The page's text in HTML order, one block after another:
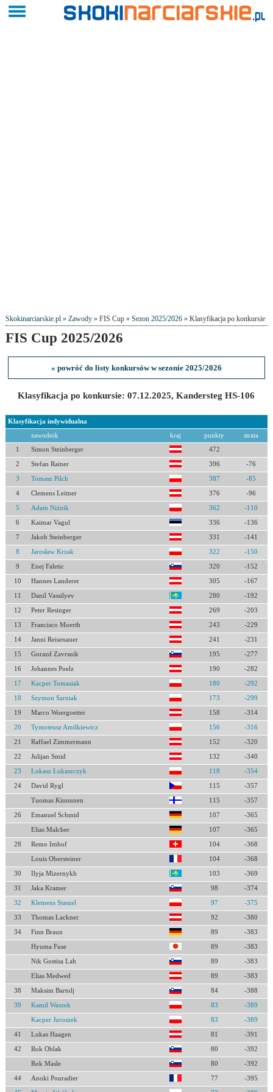
Skokinarciarskie.pl» Zawody» FIS Cup » Sezon 2025/2026» Klasyfikacja po konkursie
FIS Cup 2025/2026
« powróć do listy konkursów w sezonie 2025/2026
Klasyfikacja po konkursie: 07.12.2025, Kandersteg HS-106
Klasyfikacja indywidualna
zawodnik kraj punkty strata
1 Simon Steinberger 472
2 Stefan Rainer 396 -76
3 Tomasz Pilch 387 -85
4 Clemens Leitner 376 -96
5 Adam Niżnik 362 -110
6 Kaimar Vagul 336 -136
7 Jakob Steinberger 331 -141
8 Jarosław Krzak 322 -150
9 Enej Faletic 320 -152
10 Hannes Landerer 305 -167
11 Danil Vassilyev 280 -192
12 Peter Resinger 269 -203
13 Francisco Moerth 243 -229
14 Janni Reisenauer 241 -231
15 Gorazd Zavrsnik 195 -277
16 Johannes Poelz 190 -282
17 Kacper Tomasiak 180 -292
18 Szymon Sarniak 173 -299
19 Marco Woergoetter 158 -314
20 Tymoteusz Amilkiewicz 156 -316
21 Raffael Zimmermann 152 -320
22 Julijan Smid 132 -340
23 Łukasz Łukaszczyk 118 -354
24 David Rygl 115 -357
Tuomas Kinnunen 115 -357
26 Emanuel Schmid 107 -365
Elias Malcher 107 -365
28 Remo Imhof 104 -368
Louis Obersteiner 104 -368
30 Ilyja Mizernykh 103 -369
31 Jaka Kramer 98 -374
32 Klemens Staszel 97 -375
33 Thomas Lackner 92 -380
34 Finn Braun 89 -383
Hyuma Fuse 89 -383
Nik Gostisa Lah 89 -383
Elias Medwed 89 -383
38 Maksim Bartolj 84 -388
39 Kamil Waszek 83 -389
Kacper Juroszek 83 -389
41 Lukas Haagen 81 -391
42 Rok Oblak 80 -392
Rok Masle 80 -392
44 Anoki Pouradier 77 -395